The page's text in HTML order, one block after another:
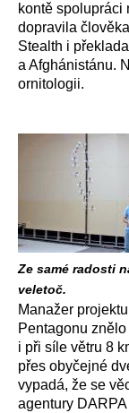
kontě spolupráci
dopravila
Stealth i
a Afghánistánu.
ornitologii.
Ze samé radosti
veletoč.
Manažer
Pentagonu
i při síle větru 8
přes obyčejné
vypadá, že se
agentury